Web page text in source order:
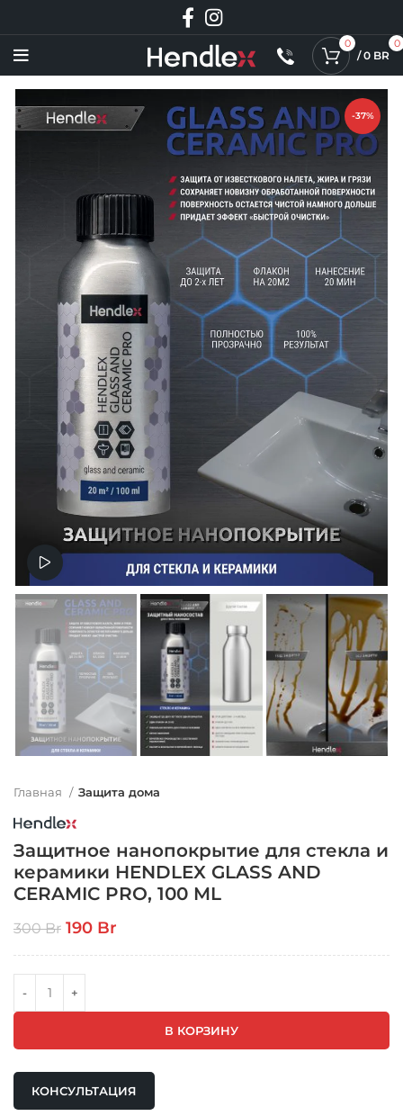
0 0
/ 0 BR
-37%
Смотреть видео
Главная Защита дома
Защитное нанопокрытие для стекла и
керамики HENDLEX GLASS AND
CERAMIC PRO, 100 ML
300Br Первоначальная цена составляла
190 Br
В КОРЗИНУ
КОНСУЛЬТАЦИЯ